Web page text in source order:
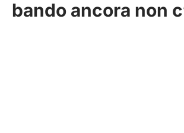
bando ancora non